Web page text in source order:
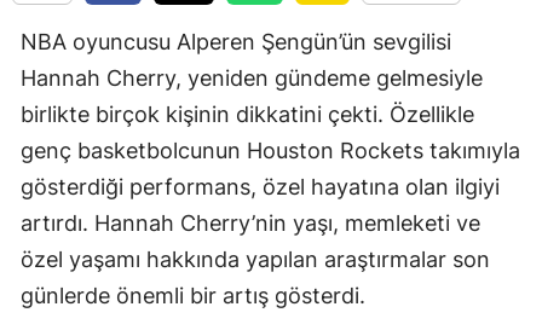
Elazığ
Erzincan
Erzurum
Eskişehir
Gaziantep
NBA oyuncusu Alperen Şengün’ün sevgilisi
Hannah Cherry, yeniden gündeme gelmesiyle
birlikte birçok kişinin dikkatini çekti. Özellikle
genç basketbolcunun Houston Rockets takımıyla
gösterdiği performans, özel hayatına olan ilgiyi
artırdı. Hannah Cherry’nin yaşı, memleketi ve
özel yaşamı hakkında yapılan araştırmalar son
günlerde önemli bir artış gösterdi.